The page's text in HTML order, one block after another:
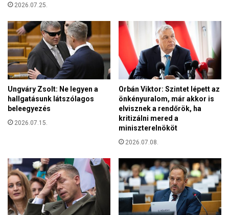
á
z
l
ó
k
a
t
a
k
a
t
i
l
a
b
d
a
2026.07.25.
Ungváry Zsolt: Ne legyen a
hallgatásunk látszólagos
beleegyezés
2026.07.15.
Orbán Viktor: Szintet lépett az
önkényuralom, már akkor is
elvisznek a rendőrök, ha
kritizálni mered a
miniszterelnököt
2026.07.08.